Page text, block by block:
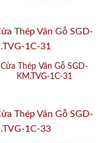
Cửa Thép Vân Gỗ SGD-
KM.TVG-1C-31